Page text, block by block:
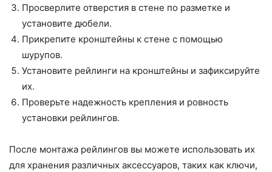
Просверлите отверстия в стене по разметке и
установите дюбели.
Прикрепите кронштейны к стене с помощью
шурупов.
Установите рейлинги на кронштейны и зафиксируйте
их.
Проверьте надежность крепления и ровность
установки рейлингов.
После монтажа рейлингов вы можете использовать их
для хранения различных аксессуаров, таких как ключи,